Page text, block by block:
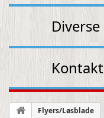
Diverse
Kontakt
Flyers/Løsblade